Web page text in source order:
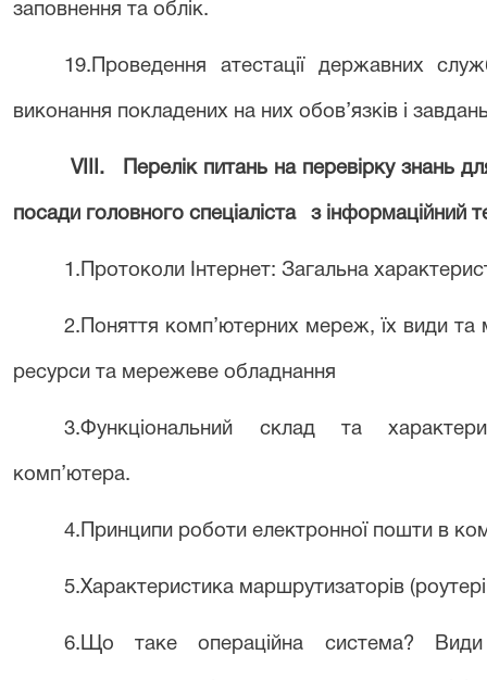
заповнення та облік.
19.Проведення атестації державних
виконання покладених на них обов’язків і
VIІІ. Перелік питань на перевірку знань
посади головного спеціаліста з інформаційний
1.Протоколи Інтернет: Загальна
2.Поняття комп’ютерних мереж, їх види та
ресурси та мережеве обладнання
3.Функціональний склад та
комп’ютера.
4.Принципи роботи електронної пошти в
5.Характеристика маршрутизаторів
6.Що таке операційна система?